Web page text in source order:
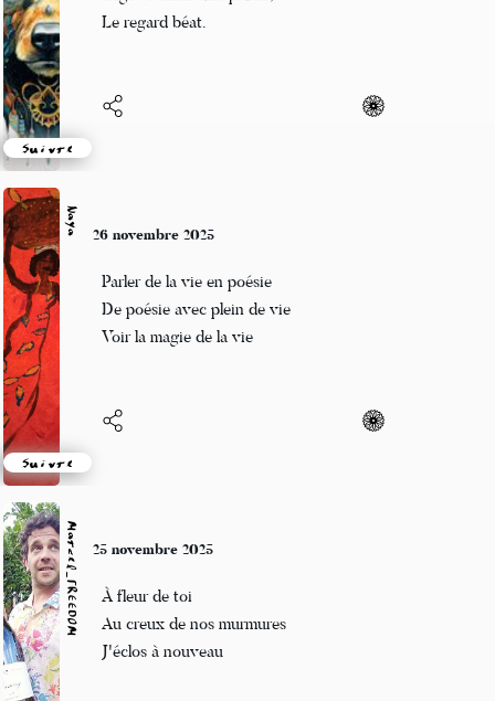
Suivre
Léger comme une plume,
Naya
Suivre
Parler de la vie en poésie
De poésie avec plein de vie
Marcel_FREEDOM
À fleur de toi
Au creux de nos murmures